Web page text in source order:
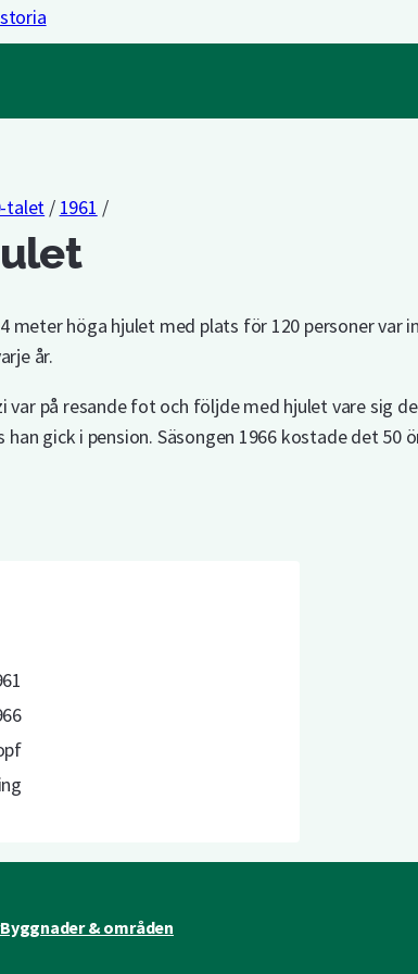
talet / 1961 /
meter höga hjulet med plats för 120 personer var
år.
på resande fot och följde med hjulet vare sig
gick i pension. Säsongen 1966 kostade det 50
Byggnader & områden